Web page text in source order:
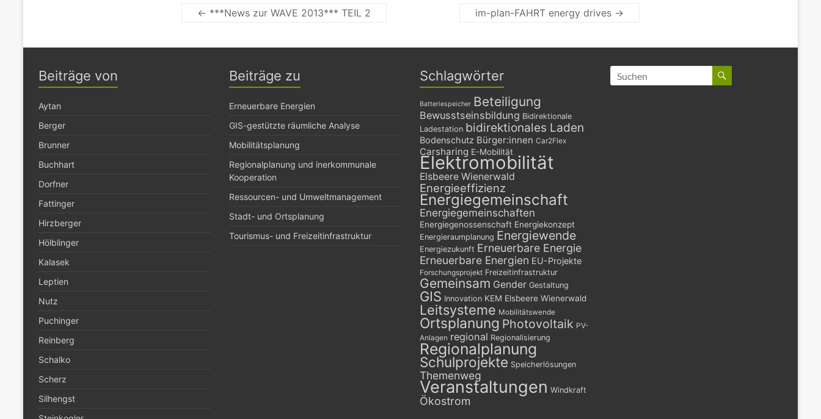
← ***News zur WAVE 2013*** TEIL 2 im-plan-FAHRT energy drives →
Beiträge von
Aytan
Berger
Brunner
Buchhart
Dorfner
Fattinger
Hirzberger
Hölblinger
Kalasek
Leptien
Nutz
Puchinger
Reinberg
Schalko
Scherz
Silhengst
Beiträge zu
Erneuerbare Energien
GIS-gestützte räumliche Analyse
Mobilitätsplanung
Regionalplanung und inerkommunale
Kooperation
Ressourcen- und Umweltmanagement
Stadt- und Ortsplanung
Tourismus- und Freizeitinfrastruktur
Schlagwörter
Batteriespeicher Beteiligung
Bewusstseinsbildung Bidirektionale
Ladestation bidirektionales Laden
Bodenschutz Bürger:innen Car2Flex
Carsharing E-Mobilität
Elektromobilität
Elsbeere Wienerwald
Energieeffizienz
Energiegemeinschaft
Energiegemeinschaften
Energiegenossenschaft Energiekonzept
Energieraumplanung Energiewende
Energiezukunft Erneuerbare Energie
Erneuerbare Energien EU-Projekte
Forschungsprojekt Freizeitinfrastruktur
Gemeinsam Gender Gestaltung
GIS Innovation KEM Elsbeere Wienerwald
Leitsysteme Mobilitätswende
Ortsplanung Photovoltaik PV-
Anlagen regional Regionalisierung
Regionalplanung
Schulprojekte Speicherlösungen
Themenweg
Veranstaltungen Windkraft
Ökostrom